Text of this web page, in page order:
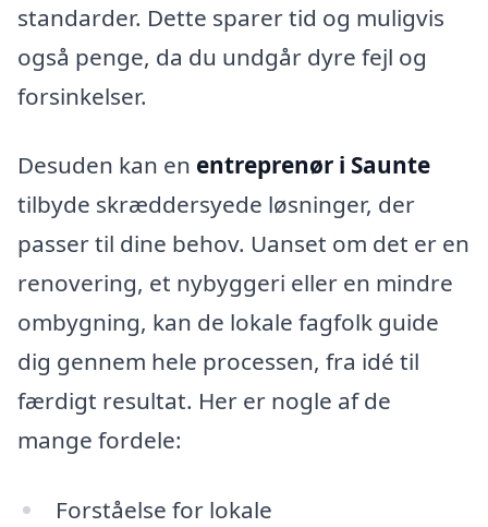
standarder. Dette sparer tid og muligvis
også penge, da du undgår dyre fejl og
forsinkelser.
Desuden kan en entreprenør i Saunte
tilbyde skræddersyede løsninger, der
passer til dine behov. Uanset om det er en
renovering, et nybyggeri eller en mindre
ombygning, kan de lokale fagfolk guide
dig gennem hele processen, fra idé til
færdigt resultat. Her er nogle af de
mange fordele:
Forståelse for lokale